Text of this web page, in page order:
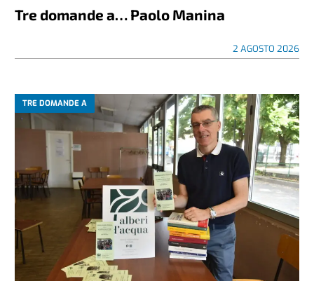
TRE DOMANDE A
Tre domande a… Paolo Manina
2 AGOSTO 2026